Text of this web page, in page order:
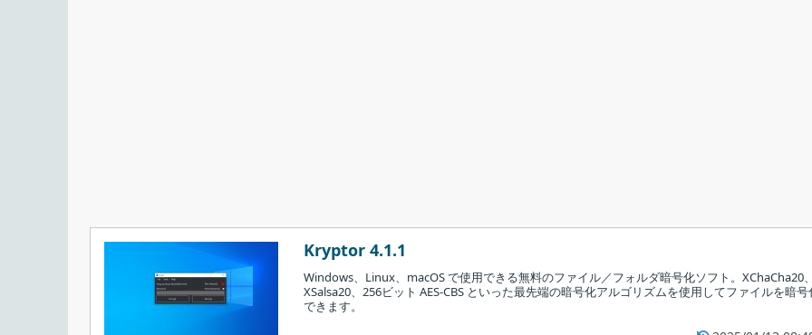
Kryptor 4.1.1
Windows、Linux、macOS で使用できる無料のファイル／フォルダ暗号化ソフト。XChaCha20
XSalsa20、256ビット AES-CBS といった最先端の暗号化アルゴリズムを使用してファイルを暗号
できます。